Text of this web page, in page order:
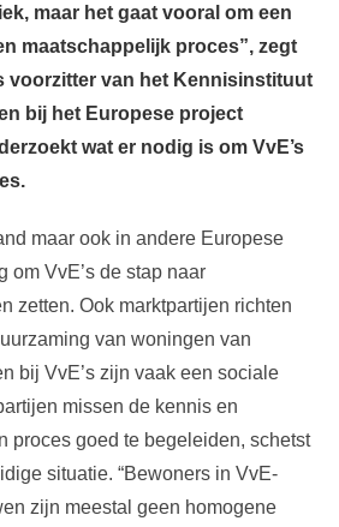
maar het gaat vooral om een
maatschappelijk proces”, zegt
voorzitter van het Kennisinstituut
bij het Europese project
wat er nodig is om VvE’s
maar ook in andere Europese
om VvE’s de stap naar
zetten. Ook marktpartijen richten
van woningen van
bij VvE’s zijn vaak een sociale
missen de kennis en
proces goed te begeleiden, schetst
situatie. “Bewoners in VvE-
zijn meestal geen homogene